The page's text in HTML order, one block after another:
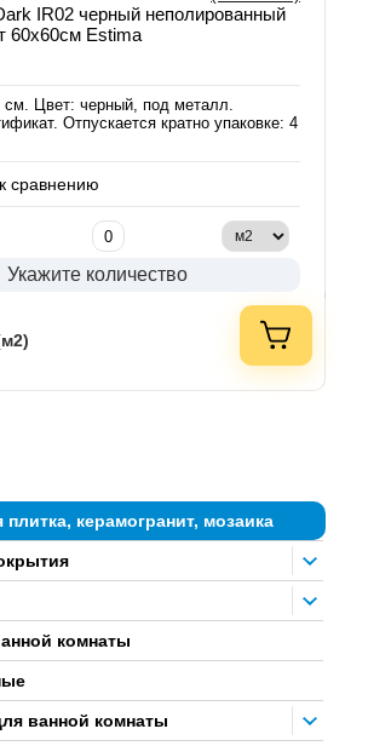
плитка, керамогранит, мозаика
комнаты
ванной комнаты
IR02 черный неполированный
60х60см Estima
см. Цвет: черный, под металл.
Отпускается кратно упаковке: 4
сравнению
Укажите количество